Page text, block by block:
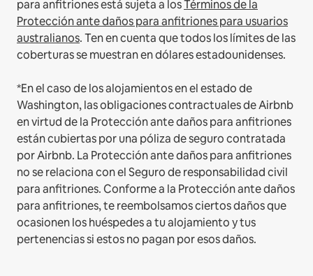
para anfitriones está sujeta a losTérminos de la
Protección ante daños para anfitriones para usuarios
australianos. Ten en cuenta que todos los límites de las
coberturas se muestran en dólares estadounidenses.
*En el caso de los alojamientos en el estado de
Washington, las obligaciones contractuales de Airbnb
en virtud de la Protección ante daños para anfitriones
están cubiertas por una póliza de seguro contratada
por Airbnb. La Protección ante daños para anfitriones
no se relaciona con el Seguro de responsabilidad civil
para anfitriones. Conforme a la Protección ante daños
para anfitriones, te reembolsamos ciertos daños que
ocasionen los huéspedes a tu alojamiento y tus
pertenencias si estos no pagan por esos daños.